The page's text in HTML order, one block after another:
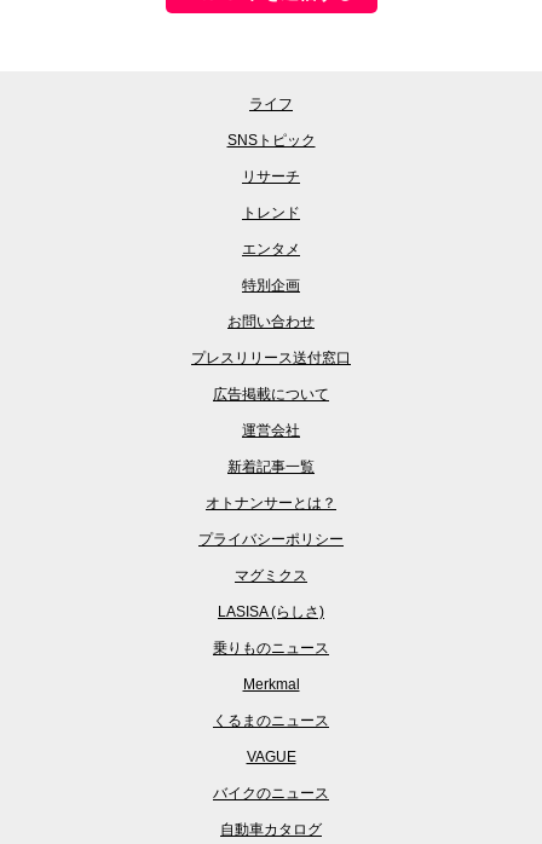
ライフ
SNSトピック
リサーチ
トレンド
エンタメ
特別企画
お問い合わせ
プレスリリース送付窓口
広告掲載について
運営会社
新着記事一覧
オトナンサーとは？
プライバシーポリシー
マグミクス
LASISA (らしさ)
乗りものニュース
Merkmal
くるまのニュース
VAGUE
バイクのニュース
自動車カタログ